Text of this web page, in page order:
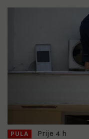
PULA Prije 4 h